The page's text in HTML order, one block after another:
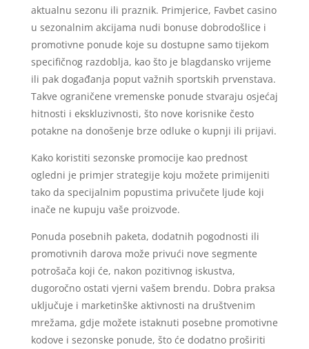
aktualnu sezonu ili praznik. Primjerice, Favbet casino
u sezonalnim akcijama nudi bonuse dobrodošlice i
promotivne ponude koje su dostupne samo tijekom
specifičnog razdoblja, kao što je blagdansko vrijeme
ili pak događanja poput važnih sportskih prvenstava.
Takve ograničene vremenske ponude stvaraju osjećaj
hitnosti i ekskluzivnosti, što nove korisnike često
potakne na donošenje brze odluke o kupnji ili prijavi.
Kako koristiti sezonske promocije kao prednost
ogledni je primjer strategije koju možete primijeniti
tako da specijalnim popustima privučete ljude koji
inače ne kupuju vaše proizvode.
Ponuda posebnih paketa, dodatnih pogodnosti ili
promotivnih darova može privući nove segmente
potrošača koji će, nakon pozitivnog iskustva,
dugoročno ostati vjerni vašem brendu. Dobra praksa
uključuje i marketinške aktivnosti na društvenim
mrežama, gdje možete istaknuti posebne promotivne
kodove i sezonske ponude, što će dodatno proširiti